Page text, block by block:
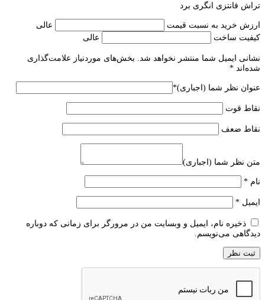
تراش فانتزی انگری برد
ارزش خرید به نسبت قیمت
عالی
کیفیت ساخت
عالی
نشانی ایمیل شما منتشر نخواهد شد.
بخش‌های موردنیاز علامت‌گذاری
شده‌اند *
عنوان نظر شما (اجباری)*
نقاط قوت
نقاط ضعف
متن نظر شما (اجباری)
نام *
ایمیل *
ذخیره نام، ایمیل و وبسایت من در مرورگر برای زمانی که دوباره
دیدگاهی می‌نویسم.